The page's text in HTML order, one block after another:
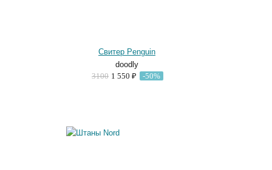
Свитер Penguin
doodly
3100 1 550 ₽ -50%